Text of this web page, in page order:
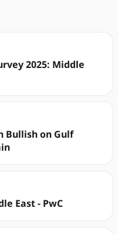
2025: Middle
Bullish on Gulf
East - PwC